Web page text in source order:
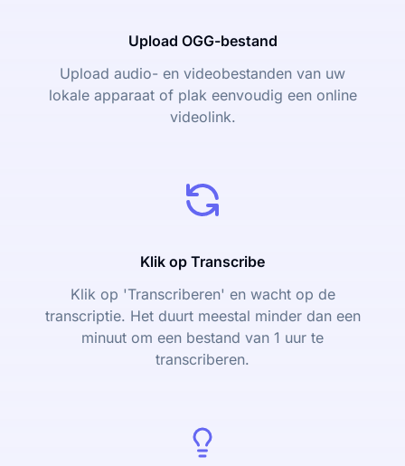
Upload OGG-bestand
Upload audio- en videobestanden van uw
lokale apparaat of plak eenvoudig een online
videolink.
Klik op Transcribe
Klik op 'Transcriberen' en wacht op de
transcriptie. Het duurt meestal minder dan een
minuut om een bestand van 1 uur te
transcriberen.